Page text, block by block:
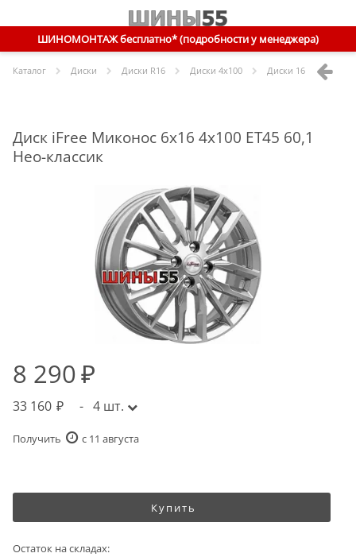
ШИНОМОНТАЖ бесплатно* (подробности у менеджера)
Каталог Диски Диски R16 Диски 4x100 Диски 16 4x100 ET45
Диск iFree Миконос 6x16 4x100 ET45 60,1
Нео-классик
8 290
33 160 - 4 шт.
Получить c 11 августа
Купить
Остаток на складах: